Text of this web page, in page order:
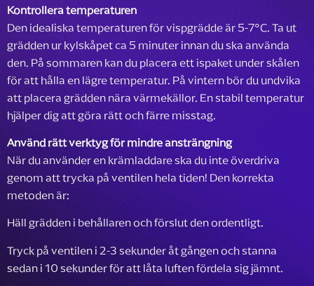
Kontrollera temperaturen
Den idealiska temperaturen för vispgrädde är 5-7°C. Ta ut
grädden ur kylskåpet ca 5 minuter innan du ska använda
den. På sommaren kan du placera ett ispaket under skålen
för att hålla en lägre temperatur. På vintern bör du undvika
att placera grädden nära värmekällor. En stabil temperatur
hjälper dig att göra rätt och färre misstag.
Använd rätt verktyg för mindre ansträngning
När du använder en krämladdare ska du inte överdriva
genom att trycka på ventilen hela tiden! Den korrekta
metoden är:
Häll grädden i behållaren och förslut den ordentligt.
Tryck på ventilen i 2-3 sekunder åt gången och stanna
sedan i 10 sekunder för att låta luften fördela sig jämnt.